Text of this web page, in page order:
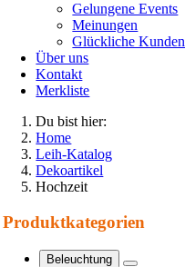
Gelungene Events
Meinungen
Glückliche Kunden
Über uns
Kontakt
Merkliste
Du bist hier:
Home
Leih-Katalog
Dekoartikel
Hochzeit
Produkt­kategorien
Beleuchtung